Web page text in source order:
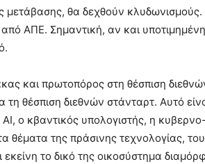
μετάβασης, θα δεχθούν
ΑΠΕ. Σημαντική, αν και υποτιμημένη
και πρωτοπόρος στη θέσπιση
τη θέσπιση διεθνών στάνταρτ. Αυτό
ο κβαντικός υπολογιστής, η
θέματα της πράσινης τεχνολογίας,
εκείνη το δικό της οικοσύστημα